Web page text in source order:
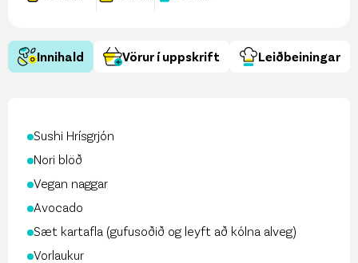
Innihald Vörur í uppskrift Leiðbeiningar
Sushi Hrísgrjón
Nori blöð
Vegan naggar
Avocado
Sæt kartafla (gufusoðið og leyft að kólna alveg)
Vorlaukur